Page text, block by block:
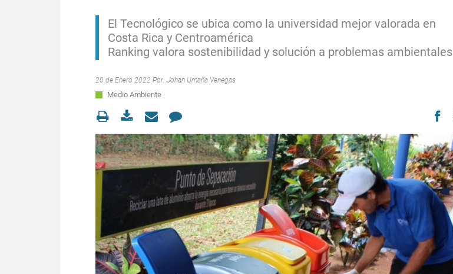
El Tecnológico se ubica como la universidad mejor valorada en
Costa Rica y Centroamérica
Ranking valora sostenibilidad y solución a problemas ambientales
20 de Enero 2022 Por: Johan Umaña Venegas
Medio Ambiente